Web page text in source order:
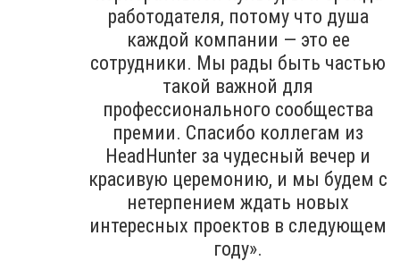
работодателя, потому что душа
каждой компании — это ее
сотрудники. Мы рады быть частью
такой важной для
профессионального сообщества
премии. Спасибо коллегам из
HeadHunter за чудесный вечер и
красивую церемонию, и мы будем с
нетерпением ждать новых
интересных проектов в следующем
году».